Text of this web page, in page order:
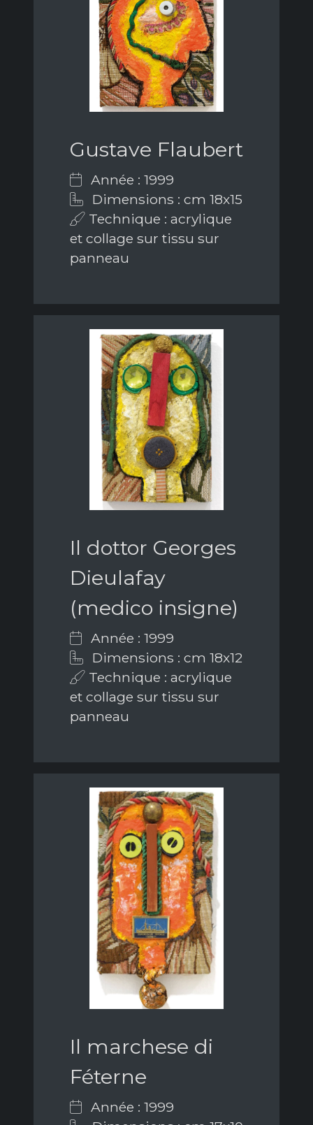
Gustave Flaubert
Année : 1999
Dimensions : cm 18x15
Technique : acrylique
et collage sur tissu sur
panneau
Il dottor Georges
Dieulafay
(medico insigne)
Année : 1999
Dimensions : cm 18x12
Technique : acrylique
et collage sur tissu sur
panneau
Il marchese di
Féterne
Année : 1999